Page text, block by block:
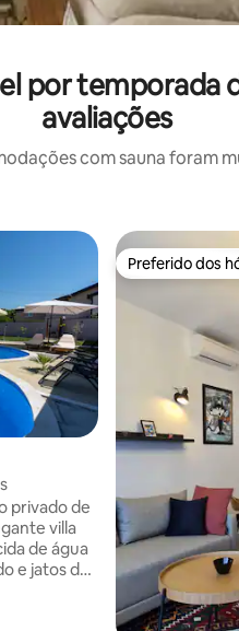
por
avaliações
com sauna foram
privado de
villa
de água
e jatos de
Preferido dos
Preferido dos